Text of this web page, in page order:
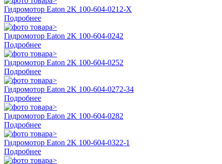
Гидромотор Eaton 2K 100-604-0212-X
Подробнее
Гидромотор Eaton 2K 100-604-0242
Подробнее
Гидромотор Eaton 2K 100-604-0252
Подробнее
Гидромотор Eaton 2K 100-604-0272-34
Подробнее
Гидромотор Eaton 2K 100-604-0282
Подробнее
Гидромотор Eaton 2K 100-604-0322-1
Подробнее